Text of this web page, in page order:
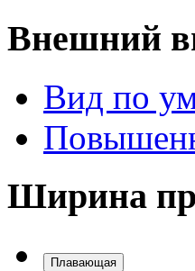
Внешний
Вид по
Ширина
Плавающая